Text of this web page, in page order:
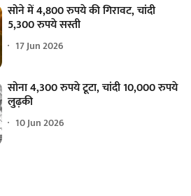
सोने में 4,800 रुपये की गिरावट, चांदी
5,300 रुपये सस्ती
17 Jun 2026
सोना 4,300 रुपये टूटा, चांदी 10,000 रुपये
लुढ़की
10 Jun 2026